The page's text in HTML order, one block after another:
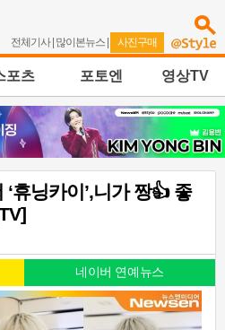
전체기사| 많이본뉴스 | 사진구매
포츠 포토엔 영상TV
휴닝카이’,니가 짱👍 좋
네이버 연예뉴스